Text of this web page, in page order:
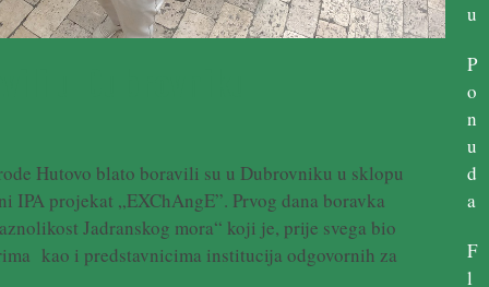
Hutovo blato boravili su u Dubrovniku u sklopu
projekat „EXChAngE”. Prvog dana boravka
Jadranskog mora“ koji je, prije svega bio
kao i predstavnicima institucija odgovornih za
u
P
o
n
u
d
a
F
l